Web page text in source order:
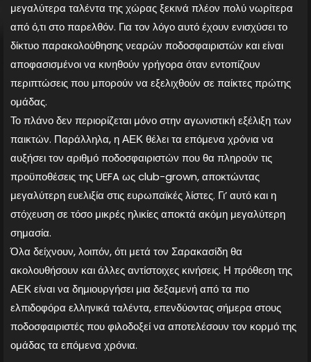
μεγαλύτερα ταλέντα της χώρας ξεκινά πλέον πολύ νωρίτερα
από ό,τι στο παρελθόν. Για τον λόγο αυτό έχουν ενισχύσει το
δίκτυο παρακολούθησης νεαρών ποδοσφαιριστών και είναι
αποφασισμένοι να κινηθούν γρήγορα όταν εντοπίζουν
περιπτώσεις που μπορούν να εξελιχθούν σε παίκτες πρώτης
ομάδας.
Το πλάνο δεν περιορίζεται μόνο στην αγωνιστική εξέλιξη των
παικτών. Παράλληλα, η ΑΕΚ θέλει τα επόμενα χρόνια να
αυξήσει τον αριθμό ποδοσφαιριστών που θα πληρούν τις
προϋποθέσεις της UEFA ως club-grown, αποκτώντας
μεγαλύτερη ευελιξία στις ευρωπαϊκές λίστες. Γι’ αυτό και η
στόχευση σε τόσο μικρές ηλικίες αποκτά ακόμη μεγαλύτερη
σημασία.
Όλα δείχνουν, λοιπόν, ότι μετά τον Σαρακασίδη θα
ακολουθήσουν και άλλες αντίστοιχες κινήσεις. Η πρόθεση της
ΑΕΚ είναι να δημιουργήσει μια δεξαμενή από τα πιο
ελπιδοφόρα ελληνικά ταλέντα, επενδύοντας σήμερα στους
ποδοσφαιριστές που φιλοδοξεί να αποτελέσουν τον κορμό της
ομάδας τα επόμενα χρόνια.